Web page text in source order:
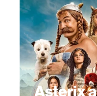
Asterix a